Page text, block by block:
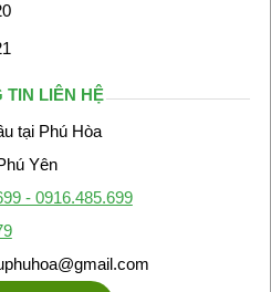
TIN LIÊN HỆ
tại Phú Hòa
Yên
- 0916.485.699